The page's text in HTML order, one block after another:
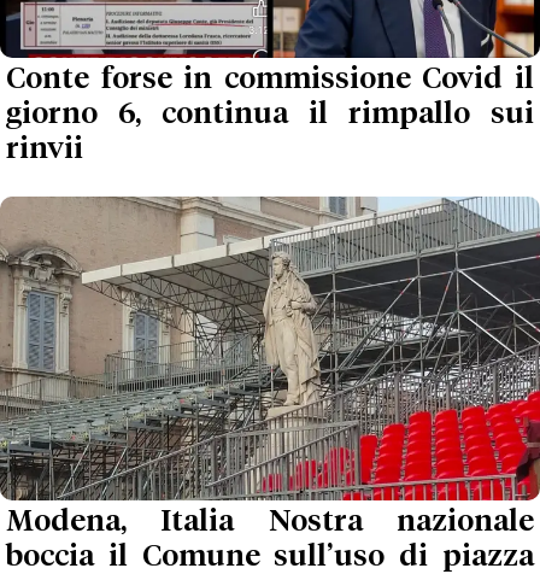
Conte forse in commissione Covid il
giorno 6, continua il rimpallo sui
rinvii
Modena, Italia Nostra nazionale
boccia il Comune sull’uso di piazza